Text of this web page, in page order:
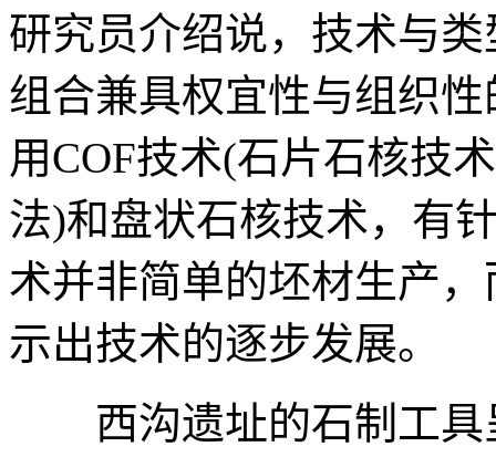
研究员介绍说，技术与
组合兼具权宜性与组织
用COF技术(石片石核技
法)和盘状石核技术，有
术并非简单的坯材生产
示出技术的逐步发展。
西沟遗址的石制工具